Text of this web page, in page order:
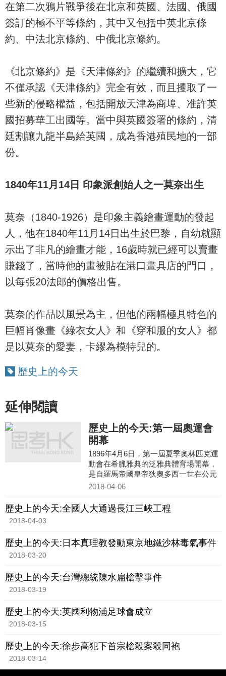
在第二次鴉片戰爭後在北京和英國、法國、俄國
簽訂的極不平等條約，其中又包括中英北京條
約、中法北京條約、中俄北京條約。
《北京條約》是《天津條約》的繼續和擴大，它
不僅承認《天津條約》完全有效，而且攫取了一
些新的侵略權益，包括開放天津為商埠、准許英
國招募華工出國等。當中與英國簽署的條約，清
廷割讓九龍半島給英國，成為香港殖民地的一部
份。
1840年11月14日 印象派創始人之一莫奈出生
莫奈（1840-1926）是印象主義繪畫運動的發起
人，他在1840年11月14日出生於巴黎，自幼就顯
示出了非凡的繪畫才能，16歲時就已經可以賣畫
賺錢了，當時他的畫被貼在港口畫具店的門口，
以每張20法郎的價格出售。
莫奈的作品以風景為主，但他的兩幅極具特色的
巨幅肖像畫《綠衣女人》和《穿和服的女人》都
是以莫奈的愛妻，卡繆為模特兒的。
歷史上的今天
延伸閱讀
歷史上的今天:第一屆奧運會
開幕
1896年4月6日，第一屆夏季奧林匹克運
動會在希臘雅典的泛雅典體育場開幕，
是自羅馬帝國皇帝狄奧多西一世在公元
393年廢除古代奧運會以來的首屆奧運
2018-04-06
歷史上的今天:全國人大通過長江三峽工程
2018-04-03
歷史上的今天:日本真理教發動東京地鐵沙林毒氣事件
2018-03-20
歷史上的今天:台灣總統陳水扁槍擊事件
2018-03-19
歷史上的今天:英國利物浦足球會成立
2018-03-15
歷史上的今天:徐步高犯下首宗槍殺案殺同袍
2018-03-14